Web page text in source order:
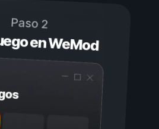
Paso 2
en WeMod